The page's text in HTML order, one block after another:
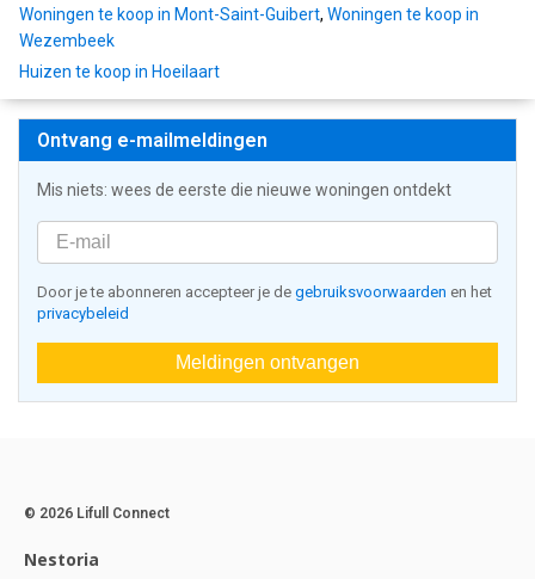
Woningen te koop in Mont-Saint-Guibert, Woningen te koop in
Wezembeek
Huizen te koop in Hoeilaart
Ontvang e-mailmeldingen
Mis niets: wees de eerste die nieuwe woningen ontdekt
Door je te abonneren accepteer je de gebruiksvoorwaarden en het
privacybeleid
Meldingen ontvangen
© 2026 Lifull Connect
Nestoria